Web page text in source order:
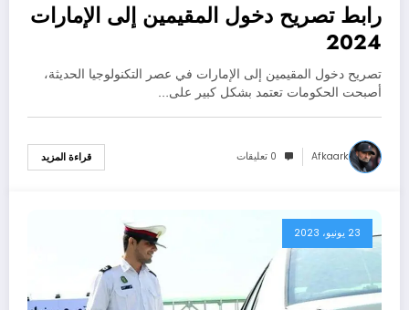
رابط تصريح دخول المقيمين إلى الإمارات
2024
تصريح دخول المقيمين إلى الإمارات في عصر التكنولوجيا الحديثة،
أصبحت الحكومات تعتمد بشكل كبير على…
Afkaark 0 تعليقات قراءة المزيد
23 يونيو، 2023